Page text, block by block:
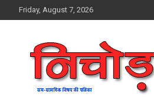
to
Friday, August 7, 2026